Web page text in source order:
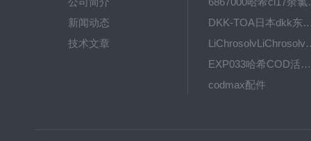
新闻动态
技术文章
DKK-TOA日本dkk东亚电
EXP033哈希COD活塞泵价格 EXP033
codmax配件